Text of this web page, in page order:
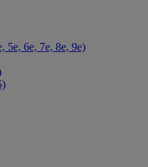
5e, 6e, 7e, 8e, 9e)